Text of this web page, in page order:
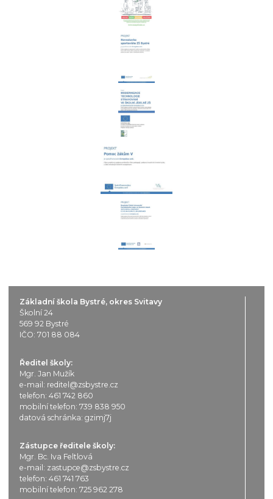
Základní škola Bystré, okres Svitavy
Školní 24
569 92 Bystré
IČO: 701 88 084
Ředitel školy:
Mgr. Jan Mužík
e-mail: reditel@zsbystre.cz
telefon: 461 742 860
mobilní telefon: 739 838 950
datová schránka: gzimj7j
Zástupce ředitele školy:
Mgr. Bc. Iva Feltlová
e-mail: zastupce@zsbystre.cz
telefon: 461 741 763
mobilní telefon: 725 962 278